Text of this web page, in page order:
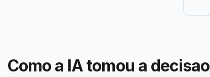
Como a IA tomou a decisao